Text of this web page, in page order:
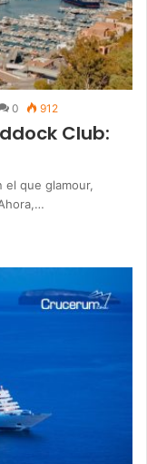
0 912
Club:
el que glamour,